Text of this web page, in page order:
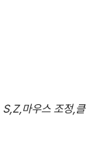
마우스 조정,클